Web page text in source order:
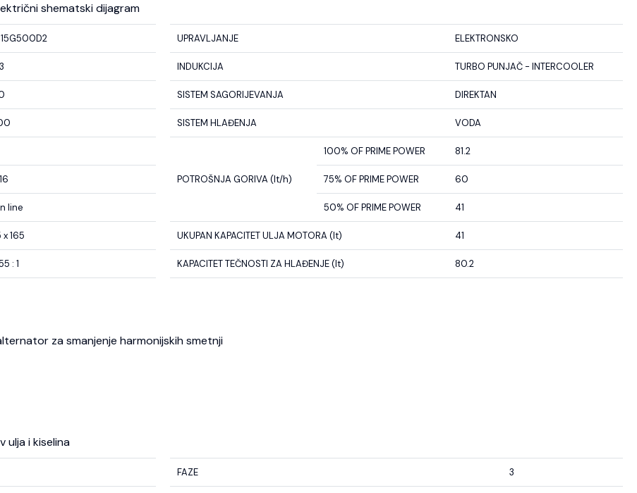
shematski dijagram
line
x 165
: 1
UPRAVLJANJE ELEKTRONSKO
INDUKCIJA TURBO PUNJAČ - INTERCOOLER
SISTEM SAGORIJEVANJA DIREKTAN
SISTEM HLAĐENJA VODA
POTROŠNJA GORIVA (lt/h)
100% OF PRIME POWER 81.2
75% OF PRIME POWER 60
50% OF PRIME POWER 41
UKUPAN KAPACITET ULJA MOTORA (lt) 41
KAPACITET TEČNOSTI ZA HLAĐENJE (lt) 80.2
za smanjenje harmonijskih smetnji
ulja i kiselina
FAZE 3